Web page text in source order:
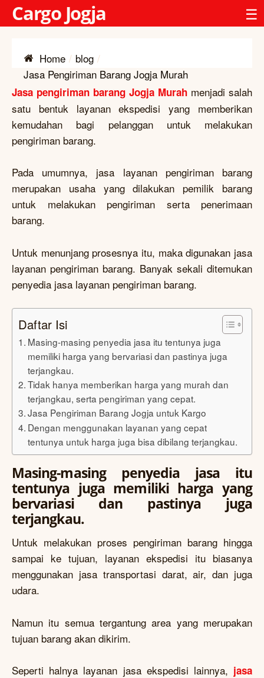
Cargo Jogja ☰
Home
blog
Jasa Pengiriman Barang Jogja Murah
Jasa pengiriman barang Jogja Murah menjadi salah
satu bentuk layanan ekspedisi yang memberikan
kemudahan bagi pelanggan untuk melakukan
pengiriman barang.
Pada umumnya, jasa layanan pengiriman barang
merupakan usaha yang dilakukan pemilik barang
untuk melakukan pengiriman serta penerimaan
barang.
Untuk menunjang prosesnya itu, maka digunakan jasa
layanan pengiriman barang. Banyak sekali ditemukan
penyedia jasa layanan pengiriman barang.
Daftar Isi
Masing-masing penyedia jasa itu tentunya juga
memiliki harga yang bervariasi dan pastinya juga
terjangkau.
Tidak hanya memberikan harga yang murah dan
terjangkau, serta pengiriman yang cepat.
Jasa Pengiriman Barang Jogja untuk Kargo
Dengan menggunakan layanan yang cepat
tentunya untuk harga juga bisa dibilang terjangkau.
Masing-masing penyedia jasa itu
tentunya juga memiliki harga yang
bervariasi dan pastinya juga
terjangkau.
Untuk melakukan proses pengiriman barang hingga
sampai ke tujuan, layanan ekspedisi itu biasanya
menggunakan jasa transportasi darat, air, dan juga
udara.
Namun itu semua tergantung area yang merupakan
tujuan barang akan dikirim.
Seperti halnya layanan jasa ekspedisi lainnya, jasa